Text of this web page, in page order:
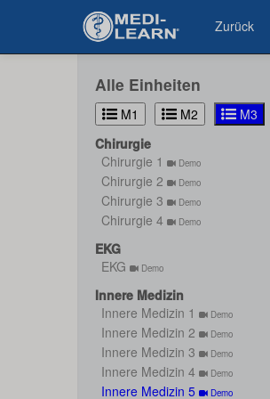
Zurück
Alle Einheiten
M1 M2
M3
Chirurgie
Chirurgie 1
Demo
Chirurgie 2 Demo
Chirurgie 3 Demo
Chirurgie 4 Demo
EKG
EKG
Demo
Innere Medizin
Innere Medizin 1
Demo
Innere Medizin 2 Demo
Innere Medizin 3 Demo
Innere Medizin 4 Demo
Innere Medizin 5 Demo